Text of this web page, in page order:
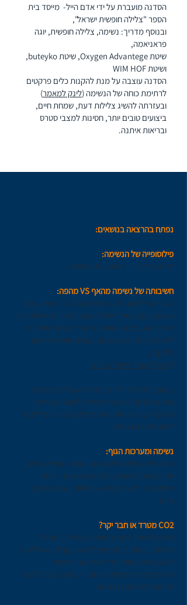
הסדנה מועברת על ידי אדם הייל- מייסד בית
הספר "צלילה חופשית ישראל",
ובנוסף מדריך: נשימה, צלילה חופשית, יוגה
פראניאמה,
שיטת Oxygen Advantege, שיטת buteyko,
ושיטת WIM HOF
הסדנה עוצבה על מנת להקנות כלים פרקטים
לרתימת כוחה של הנשימה (לינק למאמר)
ובעזרתה להשיג צלילות דעת, שמחת חיים,
ביצועים טובים יותר, חסינות למצבי סטרס
ובריאות איתנה.
נפתח בהרצאה בנושאים:
פילוסופייה של הנשימה:
למה בכלל צריך לאמן את הנשימה
חשיבותה של נשימה מהאף VS מהפה:
נשב יחד לשתות תה צמחים ונגלה מה היא בעצם
נשימה נכונה, איך לשלבה בפעילויות יום יומיוית ואיך
להפוך את עצמינו מודעים יותר לנשימה שלנו כדי
לשים לב מתי אנו נושמים בצורה שאינה מיטיבה
ולתקנה.
(לינק למאמר נשימה נכונה)
בנוסף נלמד איך לייצר בחלל האף חנקן חמצני
(nitric oxide) שמשפיע עלינו לטובה מבחינה
אנרגתית, בריאותית ומינית, ולמה כדאי לנו ללמוד
לייצר אותו בעצמינו.
נשימה ומערכות הגוף:
כמה היינו נושמים פעם וכמה אנחנו נושמים היום.
איך הנשימה משפיעה על מבנה הפני, דופק,
השמנה\הרזיה, חומציות\בסיסיות, שינוע חמצן
בדם.
CO2 מטרד או חבר יקר?
(לינק למאמר בוהר המורחב) נתחיל בתרגיל
מדיטטיבי חזק ביותר שמטרתו העיקרית היא ללמוד
לנשום פחות אוויר כדי לשפר את רגישות
הכימורצפטורים שלנו לפחמן דו חמצני ובכך לשפר
את ספיחת החמצן בגופינו.